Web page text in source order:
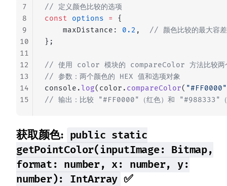
// 定义颜色比较的选项
const options =
{
    maxDistance:
0.2 , // 颜色比较的最大容
};
// 使用 color 模块的 compareColor 方法比较两
// 参数：两个颜色的 HEX 值和选项对象
console.log(color. compareColor( "#FF0000"
// 输出：比较 "#FF0000"（红色）和 "#988333"（橄
7
8
9
10
11
12
13
14
15
获取颜色: public static
getPointColor(inputImage: Bitmap,
format: number, x: number, y:
number): IntArray ✅